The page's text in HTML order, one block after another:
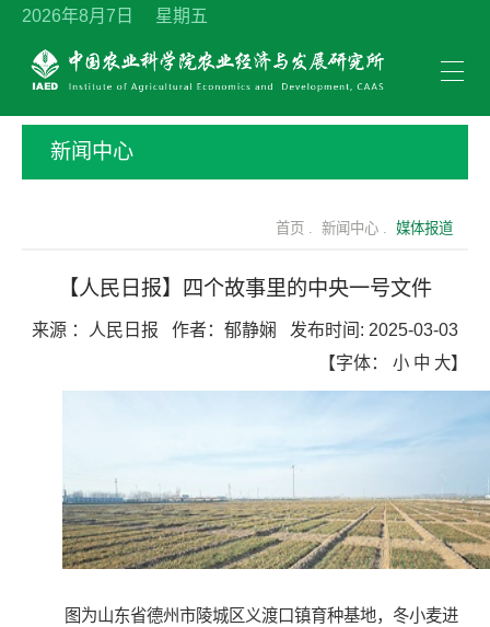
2026年8月7日 星期五
新闻中心
首页 . 新闻中心 . 媒体报道
【人民日报】四个故事里的中央一号文件
来源 ： 人民日报 作者： 郁静娴 发布时间: 2025-03-03
【字体： 小 中 大】
图为山东省德州市陵城区义渡口镇育种基地，冬小麦进